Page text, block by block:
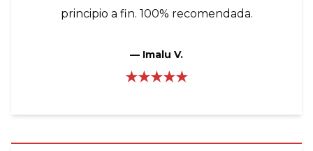
principio a fin. 100% recomendada.
— Imalu V.
★★★★★